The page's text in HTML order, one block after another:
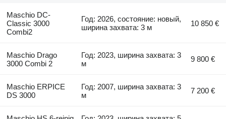
Maschio DC-
Classic 3000
Combi2
Год: 2026, состояние: новый,
ширина захвата: 3 м
10 850 €
Maschio Drago
3000 Combi 2
Год: 2023, ширина захвата: 3
м
9 800 €
Maschio ERPICE
DS 3000
Год: 2007, ширина захвата: 3
м
7 200 €